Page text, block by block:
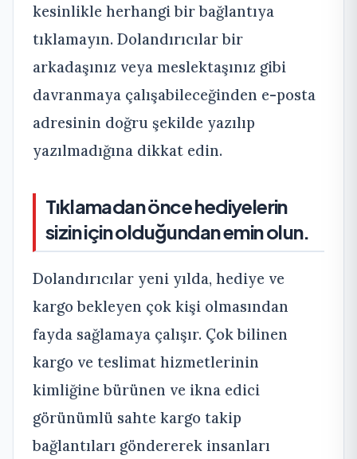
kesinlikle herhangi bir bağlantıya
tıklamayın. Dolandırıcılar bir
arkadaşınız veya meslektaşınız gibi
davranmaya çalışabileceğinden e-posta
adresinin doğru şekilde yazılıp
yazılmadığına dikkat edin.
Tıklamadan önce hediyelerin
sizin için olduğundan emin olun.
Dolandırıcılar yeni yılda, hediye ve
kargo bekleyen çok kişi olmasından
fayda sağlamaya çalışır. Çok bilinen
kargo ve teslimat hizmetlerinin
kimliğine bürünen ve ikna edici
görünümlü sahte kargo takip
bağlantıları göndererek insanları